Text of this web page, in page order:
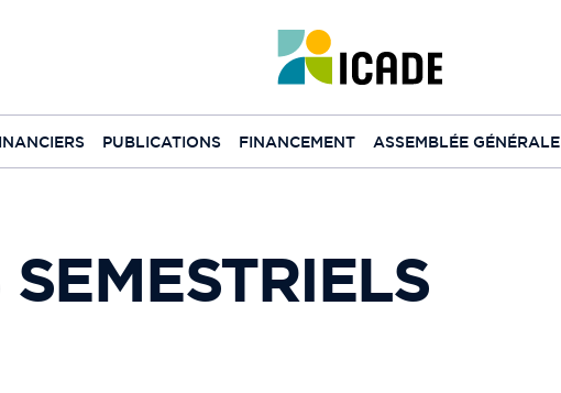
PUBLICATIONS FINANCEMENT ASSEMBLÉE GÉNÉRALE
SEMESTRIELS